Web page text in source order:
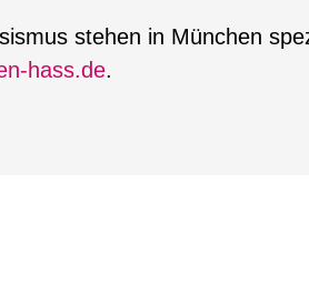
stehen in München
hass.de.